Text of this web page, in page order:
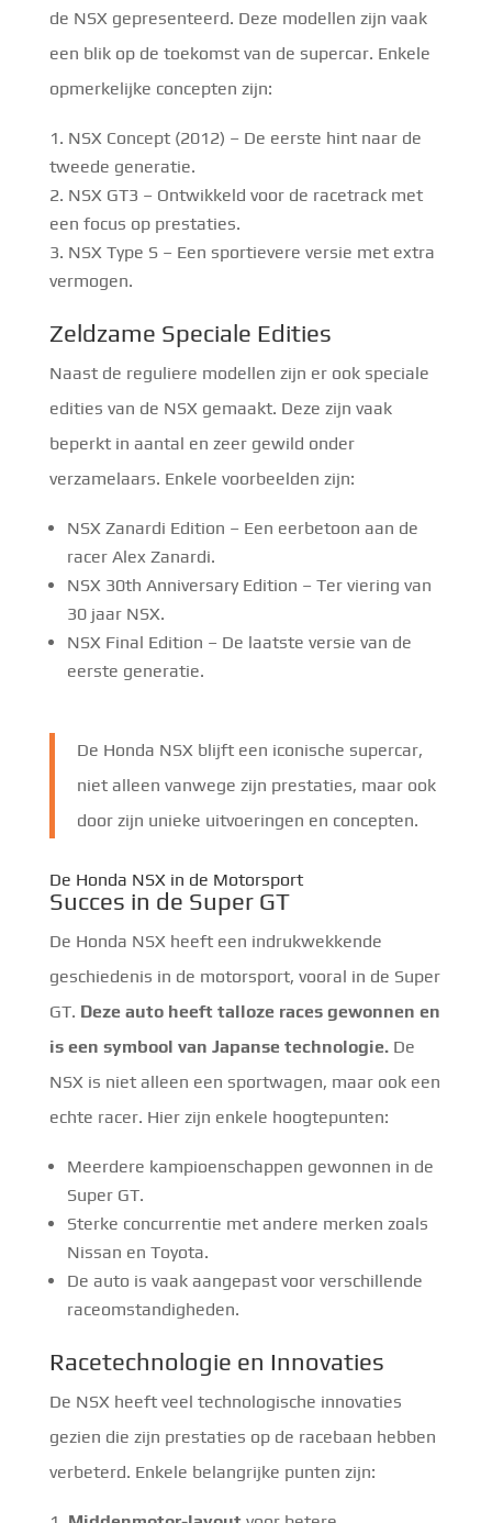
de NSX gepresenteerd. Deze modellen zijn vaak
een blik op de toekomst van de supercar. Enkele
opmerkelijke concepten zijn:
NSX Concept (2012) – De eerste hint naar de
tweede generatie.
NSX GT3 – Ontwikkeld voor de racetrack met
een focus op prestaties.
NSX Type S – Een sportievere versie met extra
vermogen.
Zeldzame Speciale Edities
Naast de reguliere modellen zijn er ook speciale
edities van de NSX gemaakt. Deze zijn vaak
beperkt in aantal en zeer gewild onder
verzamelaars. Enkele voorbeelden zijn:
NSX Zanardi Edition – Een eerbetoon aan de
racer Alex Zanardi.
NSX 30th Anniversary Edition – Ter viering van
30 jaar NSX.
NSX Final Edition – De laatste versie van de
eerste generatie.
De Honda NSX blijft een iconische supercar,
niet alleen vanwege zijn prestaties, maar ook
door zijn unieke uitvoeringen en concepten.
De Honda NSX in de Motorsport
Succes in de Super GT
De Honda NSX heeft een indrukwekkende
geschiedenis in de motorsport, vooral in de Super
GT. Deze auto heeft talloze races gewonnen en
is een symbool van Japanse technologie.De
NSX is niet alleen een sportwagen, maar ook een
echte racer. Hier zijn enkele hoogtepunten:
Meerdere kampioenschappen gewonnen in de
Super GT.
Sterke concurrentie met andere merken zoals
Nissan en Toyota.
De auto is vaak aangepast voor verschillende
raceomstandigheden.
Racetechnologie en Innovaties
De NSX heeft veel technologische innovaties
gezien die zijn prestaties op de racebaan hebben
verbeterd. Enkele belangrijke punten zijn: